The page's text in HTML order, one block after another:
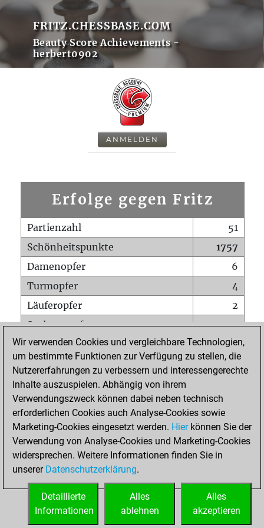
FRITZ.CHESSBASE.COM
Beauty Score Achievements -
herbert0902
ANMELDEN
Erfolge gegen Fritz
Partienzahl
51
Schönheitspunkte
1757
Damenopfer
6
Turmopfer
4
Läuferopfer
2
Springeropfer
0
Bauernopfer
16
Matt auf vollem Brett
0
Bauer setzt Matt
Erstickte Matts
Unterverwandlungen
0
Türme auf der siebten
0
STARTSEITE
Wir verwenden Cookies und vergleichbare Technologien,
um bestimmte Funktionen zur Verfügung zu stellen, die
Nutzererfahrungen zu verbessern und interessengerechte
Inhalte auszuspielen. Abhängig von ihrem
Verwendungszweck können dabei neben technisch
erforderlichen Cookies auch Analyse-Cookies sowie
Marketing-Cookies eingesetzt werden. Hierkönnen Sie der
Verwendung von Analyse-Cookies und Marketing-Cookies
widersprechen. Weitere Informationen finden Sie in
unserer Datenschutzerklärung.
Alles
akzeptieren
Alles
ablehnen
Detaillierte
Informationen